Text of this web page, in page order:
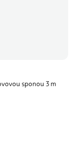
sponou 3 m